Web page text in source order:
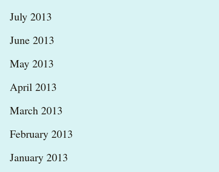
July 2013
June 2013
May 2013
April 2013
March 2013
February 2013
January 2013